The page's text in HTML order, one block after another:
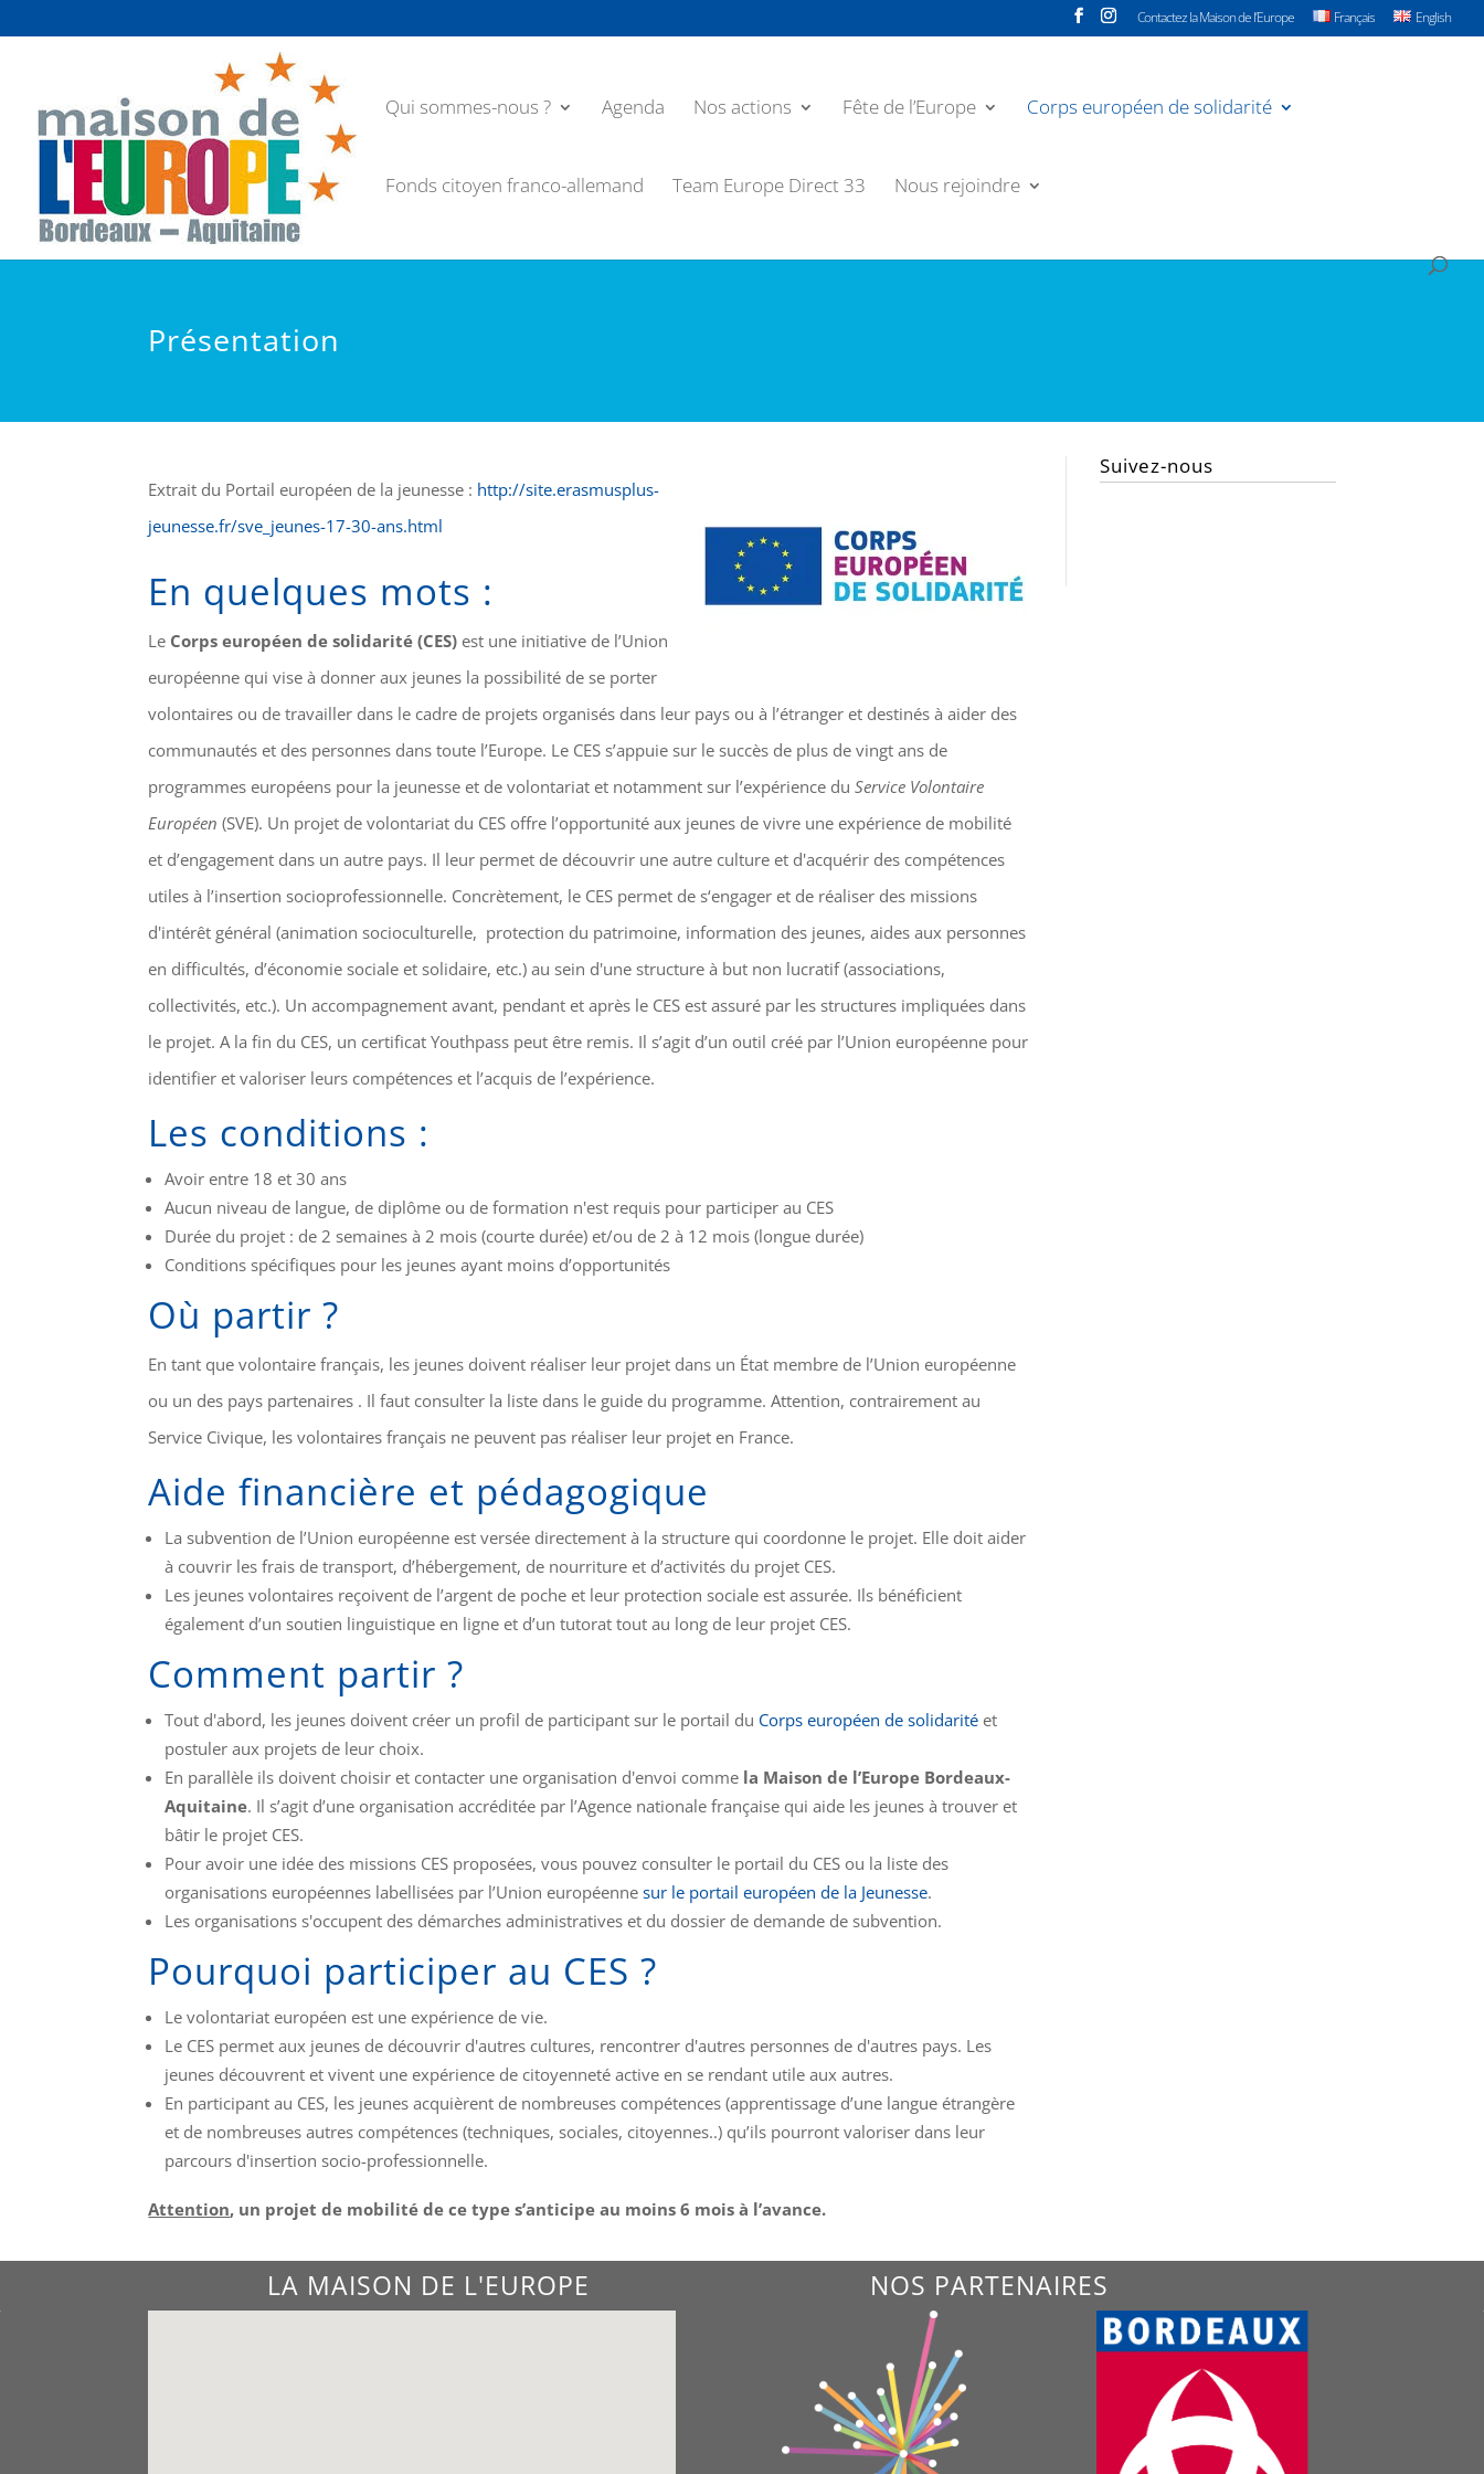
Contactez la Maison de l’Europe Français English
Qui sommes-nous ? Agenda Nos actions Fête de l’Europe Corps européen de solidarité
Fonds citoyen franco-allemand Team Europe Direct 33 Nous rejoindre
Présentation
Extrait du Portail européen de la jeunesse : http://site.erasmusplus-
jeunesse.fr/sve_jeunes-17-30-ans.html
En quelques mots :
Le Corps européen de solidarité (CES) est une initiative de l’Union
européenne qui vise à donner aux jeunes la possibilité de se porter
volontaires ou de travailler dans le cadre de projets organisés dans leur pays ou à l’étranger et destinés à aider des
communautés et des personnes dans toute l’Europe. Le CES s’appuie sur le succès de plus de vingt ans de
programmes européens pour la jeunesse et de volontariat et notamment sur l’expérience duService Volontaire
Européen (SVE). Un projet de volontariat du CES offre l’opportunité aux jeunes de vivre une expérience de mobilité
et d’engagement dans un autre pays. Il leur permet de découvrir une autre culture et d'acquérir des compétences
utiles à l’insertion socioprofessionnelle. Concrètement, le CES permet de s‘engager et de réaliser des missions
d'intérêt général (animation socioculturelle, protection du patrimoine, information des jeunes, aides aux personnes
en difficultés, d’économie sociale et solidaire, etc.) au sein d'une structure à but non lucratif (associations,
collectivités, etc.). Un accompagnement avant, pendant et après le CES est assuré par les structures impliquées dans
le projet. A la fin du CES, un certificat Youthpass peut être remis. Il s’agit d’un outil créé par l’Union européenne pour
identifier et valoriser leurs compétences et l’acquis de l’expérience.
Les conditions :
Avoir entre 18 et 30 ans
Aucun niveau de langue, de diplôme ou de formation n'est requis pour participer au CES
Durée du projet : de 2 semaines à 2 mois (courte durée) et/ou de 2 à 12 mois (longue durée)
Conditions spécifiques pour les jeunes ayant moins d’opportunités
Où partir ?
En tant que volontaire français, les jeunes doivent réaliser leur projet dans un État membre de l’Union européenne
ou un des pays partenaires . Il faut consulter la liste dans le guide du programme. Attention, contrairement au
Service Civique, les volontaires français ne peuvent pas réaliser leur projet en France.
Aide financière et pédagogique
La subvention de l’Union européenne est versée directement à la structure qui coordonne le projet. Elle doit aider
à couvrir les frais de transport, d’hébergement, de nourriture et d’activités du projet CES.
Les jeunes volontaires reçoivent de l’argent de poche et leur protection sociale est assurée. Ils bénéficient
également d’un soutien linguistique en ligne et d’un tutorat tout au long de leur projet CES.
Comment partir ?
Tout d'abord, les jeunes doivent créer un profil de participant sur le portail du Corps européen de solidarité et
postuler aux projets de leur choix.
En parallèle ils doivent choisir et contacter une organisation d'envoi comme la Maison de l’Europe Bordeaux-
Aquitaine. Il s’agit d’une organisation accréditée par l’Agence nationale française qui aide les jeunes à trouver et
bâtir le projet CES.
Pour avoir une idée des missions CES proposées, vous pouvez consulter le portail du CES ou la liste des
organisations européennes labellisées par l’Union européennesur le portail européen de la Jeunesse.
Les organisations s'occupent des démarches administratives et du dossier de demande de subvention.
Pourquoi participer au CES ?
Le volontariat européen est une expérience de vie.
Le CES permet aux jeunes de découvrir d'autres cultures, rencontrer d'autres personnes de d'autres pays. Les
jeunes découvrent et vivent une expérience de citoyenneté active en se rendant utile aux autres.
En participant au CES, les jeunes acquièrent de nombreuses compétences (apprentissage d’une langue étrangère
et de nombreuses autres compétences (techniques, sociales, citoyennes..) qu’ils pourront valoriser dans leur
parcours d'insertion socio-professionnelle.
Attention, un projet de mobilité de ce type s’anticipe au moins 6 mois à l’avance.
Suivez-nous
LA MAISON DE L'EUROPE NOS PARTENAIRES